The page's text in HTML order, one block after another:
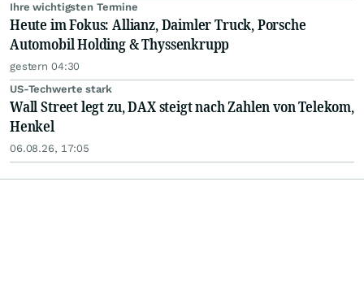
Ihre wichtigsten Termine
Heute im Fokus: Allianz, Daimler Truck, Porsche
Automobil Holding & Thyssenkrupp
gestern 04:30
US-Techwerte stark
Wall Street legt zu, DAX steigt nach Zahlen von Telekom,
Henkel
06.08.26, 17:05